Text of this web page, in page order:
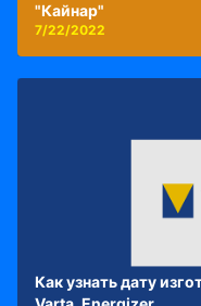
"Кайнар"
7/22/2022
Как узнать дату